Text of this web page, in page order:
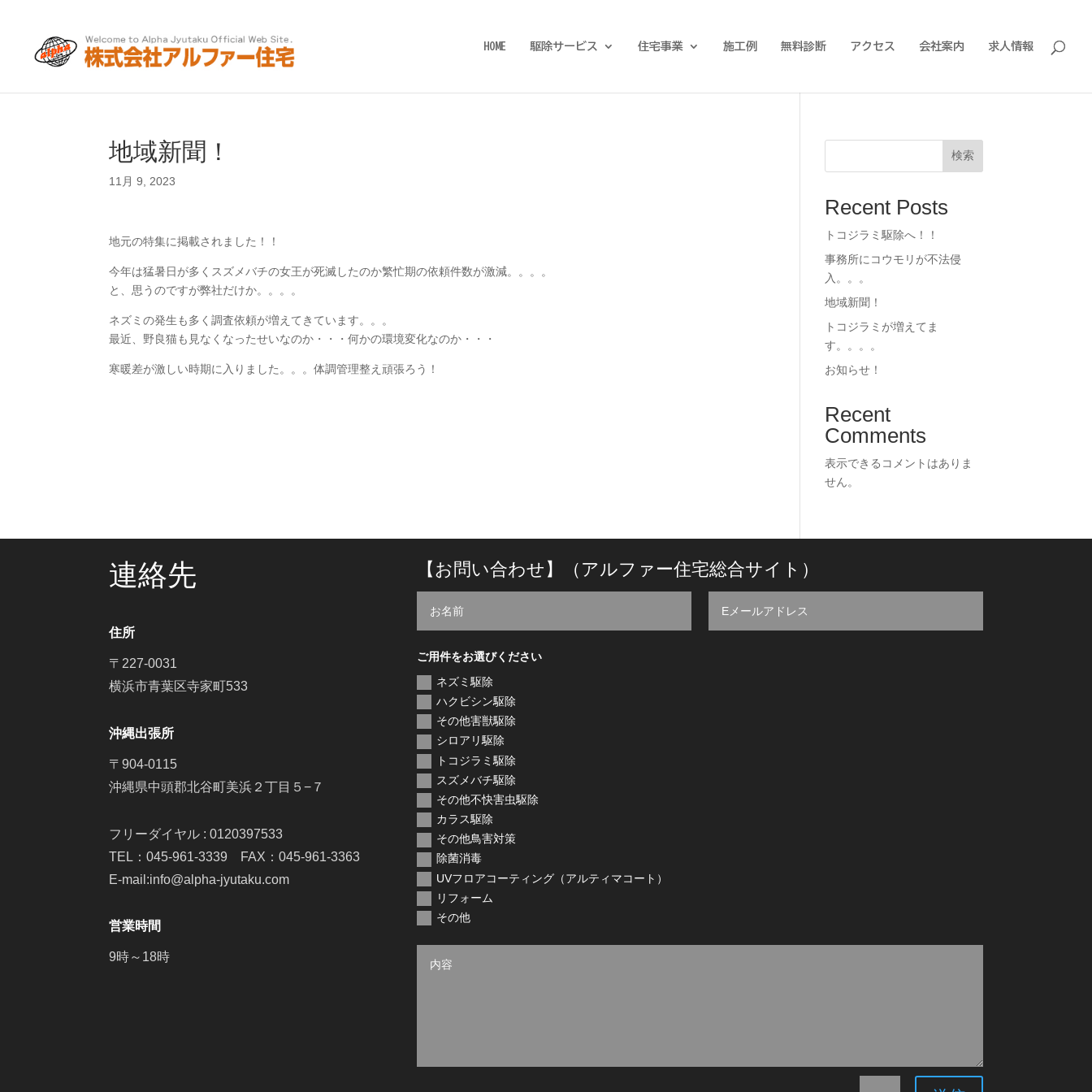
HOME 駆除サービス 住宅事業 施工例 無料診断 アクセス 会社案内 求人情報
地域新聞！
11月 9, 2023
地元の特集に掲載されました！！
今年は猛暑日が多くスズメバチの女王が死滅したのか繁忙期の依頼件数が激減。。。。
と、思うのですが弊社だけか。。。。
ネズミの発生も多く調査依頼が増えてきています。。。
最近、野良猫も見なくなったせいなのか・・・何かの環境変化なのか・・・
寒暖差が激しい時期に入りました。。。体調管理整え頑張ろう！
検索
Recent Posts
トコジラミ駆除へ！！
事務所にコウモリが不法侵
入。。。
地域新聞！
トコジラミが増えてま
す。。。。
お知らせ！
Recent
Comments
表示できるコメントはありま
せん。
連絡先
住所
〒227-0031
横浜市青葉区寺家町533
沖縄出張所
〒904-0115
沖縄県中頭郡北谷町美浜２丁目５−７
フリーダイヤル : 0120397533
TEL：045-961-3339 FAX：045-961-3363
E-mail:info@alpha-jyutaku.com
営業時間
9時～18時
【お問い合わせ】（アルファー住宅総合サイト）
ご用件をお選びください
ネズミ駆除
ハクビシン駆除
その他害獣駆除
シロアリ駆除
トコジラミ駆除
スズメバチ駆除
その他不快害虫駆除
カラス駆除
その他鳥害対策
除菌消毒
UVフロアコーティング（アルティマコート）
リフォーム
その他